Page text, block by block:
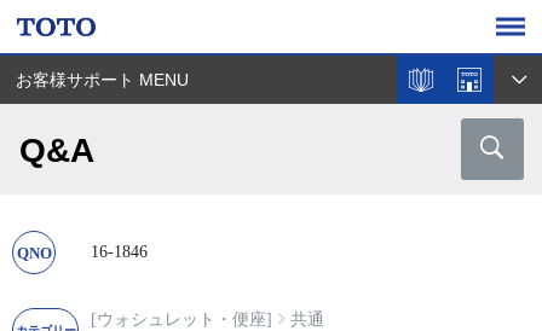
お客様サポート MENU
Q&A
16-1846
[ウォシュレット・便座] 共通